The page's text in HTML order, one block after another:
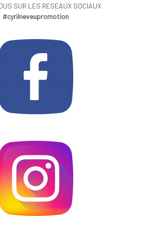
SUR LES RESEAUX SOCIAUX
#cyrilneveupromotion